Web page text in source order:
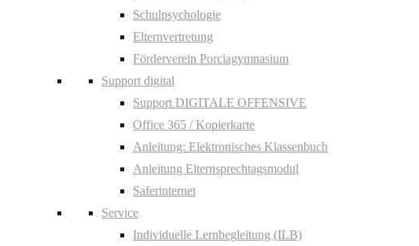
Schulpsychologie
Elternvertretung
Förderverein Porciagymnasium
Support digital
Support DIGITALE OFFENSIVE
Office 365 / Kopierkarte
Anleitung: Elektronisches Klassenbuch
Anleitung Elternsprechtagsmodul
Saferinternet
Service
Individuelle Lernbegleitung (ILB)